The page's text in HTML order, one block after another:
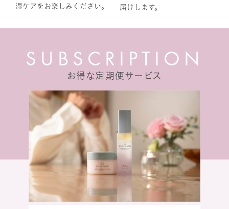
湿ケアをお楽しみください。
届けします。
S U B S C R I PT I O N
お得な定期便サービス